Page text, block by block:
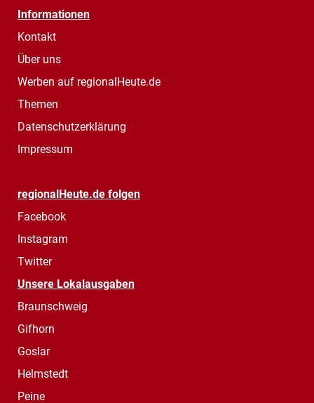
Informationen
Kontakt
Über uns
Werben auf regionalHeute.de
Themen
Datenschutzerklärung
Impressum
regionalHeute.de folgen
Facebook
Instagram
Twitter
Unsere Lokalausgaben
Braunschweig
Gifhorn
Goslar
Helmstedt
Peine